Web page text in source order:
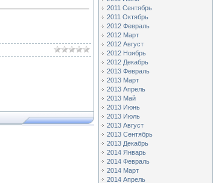
2011 Сентябрь
2011 Октябрь
2012 Февраль
2012 Март
2012 Август
2012 Ноябрь
2012 Декабрь
2013 Февраль
2013 Март
2013 Апрель
2013 Май
2013 Июнь
2013 Июль
2013 Август
2013 Сентябрь
2013 Декабрь
2014 Январь
2014 Февраль
2014 Март
2014 Апрель